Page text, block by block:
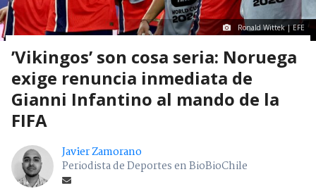
Ronald Wittek | EFE
’Vikingos’ son cosa seria: Noruega
exige renuncia inmediata de
Gianni Infantino al mando de la
FIFA
Javier Zamorano
Periodista de Deportes en BioBioChile